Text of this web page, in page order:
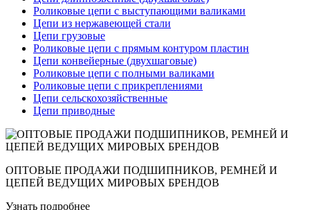
Роликовые цепи с выступающими валиками
Цепи из нержавеющей стали
Цепи грузовые
Роликовые цепи с прямым контуром пластин
Цепи конвейерные (двухшаговые)
Роликовые цепи с полными валиками
Роликовые цепи с прикреплениями
Цепи сельскохозяйственные
Цепи приводные
ОПТОВЫЕ ПРОДАЖИ ПОДШИПНИКОВ, РЕМНЕЙ И
ЦЕПЕЙ ВЕДУЩИХ МИРОВЫХ БРЕНДОВ
Узнать подробнее